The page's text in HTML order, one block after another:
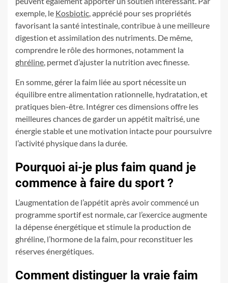
exemple, le Kosbiotic, apprécié pour ses propriétés
favorisant la santé intestinale, contribue à une meilleure
digestion et assimilation des nutriments. De même,
comprendre le rôle des hormones, notamment la
ghréline, permet d’ajuster la nutrition avec finesse.
En somme, gérer la faim liée au sport nécessite un
équilibre entre alimentation rationnelle, hydratation, et
pratiques bien-être. Intégrer ces dimensions offre les
meilleures chances de garder un appétit maîtrisé, une
énergie stable et une motivation intacte pour poursuivre
l’activité physique dans la durée.
Pourquoi ai-je plus faim quand je
commence à faire du sport ?
L’augmentation de l’appétit après avoir commencé un
programme sportif est normale, car l’exercice augmente
la dépense énergétique et stimule la production de
ghréline, l’hormone de la faim, pour reconstituer les
réserves énergétiques.
Comment distinguer la vraie faim